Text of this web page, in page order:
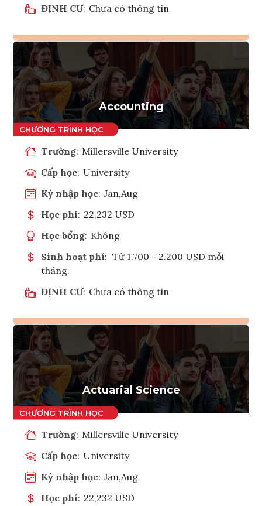
ĐỊNH CƯ: Chưa có thông tin
Ghi danh
Tham vấn Interlink
Accounting
Trường: Millersville University
Cấp học: University
Kỳ nhập học: Jan,Aug
Học phí: 22,232 USD
Học bổng: Không
Sinh hoạt phí: Từ 1.700 - 2.200 USD mỗi
tháng.
ĐỊNH CƯ: Chưa có thông tin
Ghi danh
Tham vấn Interlink
Actuarial Science
Trường: Millersville University
Cấp học: University
Kỳ nhập học: Jan,Aug
Học phí: 22,232 USD